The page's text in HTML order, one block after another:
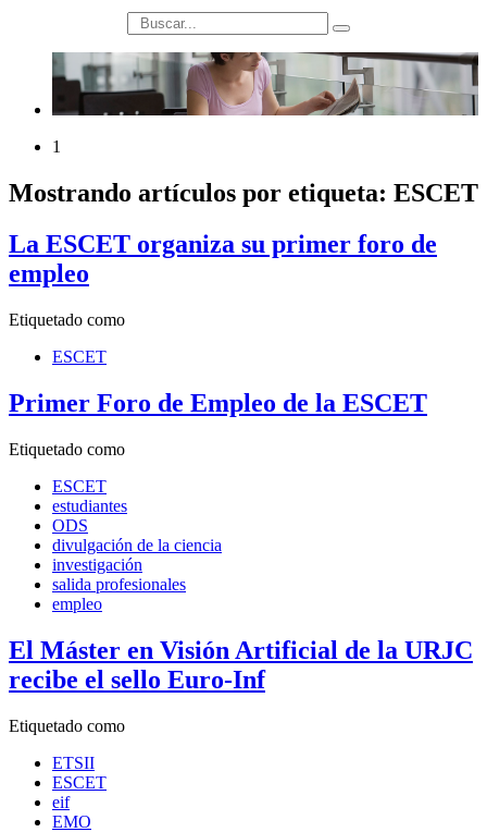
búsqueda
1
Mostrando artículos por etiqueta: ESCET
La ESCET organiza su primer foro de
empleo
Etiquetado como
ESCET
Primer Foro de Empleo de la ESCET
Etiquetado como
ESCET
estudiantes
ODS
divulgación de la ciencia
investigación
salida profesionales
empleo
El Máster en Visión Artificial de la URJC
recibe el sello Euro-Inf
Etiquetado como
ETSII
ESCET
eif
EMO